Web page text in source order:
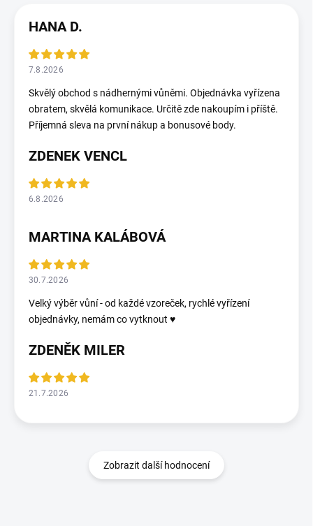
HANA D.
7.8.2026
Skvělý obchod s nádhernými vůněmi. Objednávka vyřízena
obratem, skvělá komunikace. Určitě zde nakoupím i příště.
Příjemná sleva na první nákup a bonusové body.
ZDENEK VENCL
6.8.2026
MARTINA KALÁBOVÁ
30.7.2026
Velký výběr vůní - od každé vzoreček, rychlé vyřízení
objednávky, nemám co vytknout ♥️
ZDENĚK MILER
21.7.2026
Zobrazit další hodnocení